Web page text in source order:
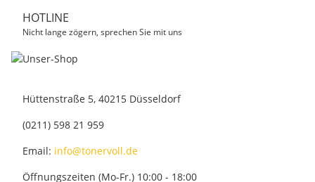
HOTLINE
Nicht lange zögern, sprechen Sie mit uns
Hüttenstraße 5, 40215 Düsseldorf
(0211) 598 21 959
Email: info@tonervoll.de
Öffnungszeiten (Mo-Fr.) 10:00 - 18:00